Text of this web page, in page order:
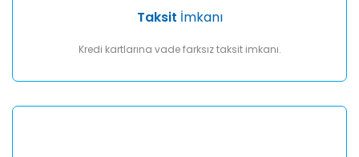
Taksit İmkanı
Kredi kartlarına vade farksız taksit imkanı.